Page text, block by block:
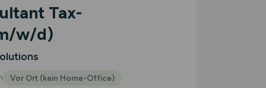
Tax-
w/d)
Vor Ort (kein Home-Office)